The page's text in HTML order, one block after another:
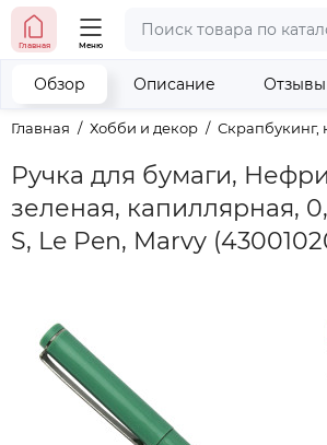
тел.
Главная Меню
Главная Хобби и декор Скрапбукинг,
Ручка для бумаги,
зеленая, капиллярная,
S, Le Pen, Marvy
Обзор Описание Отзывы